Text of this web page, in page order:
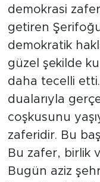
demokrasi
getiren
demokratik
güzel şekilde
daha tecelli
dualarıyla
coşkusunu
zaferidir. Bu
Bu zafer, birlik
Bugün aziz